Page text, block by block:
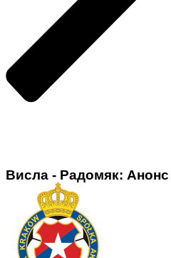
Висла - Радомяк: Анонс